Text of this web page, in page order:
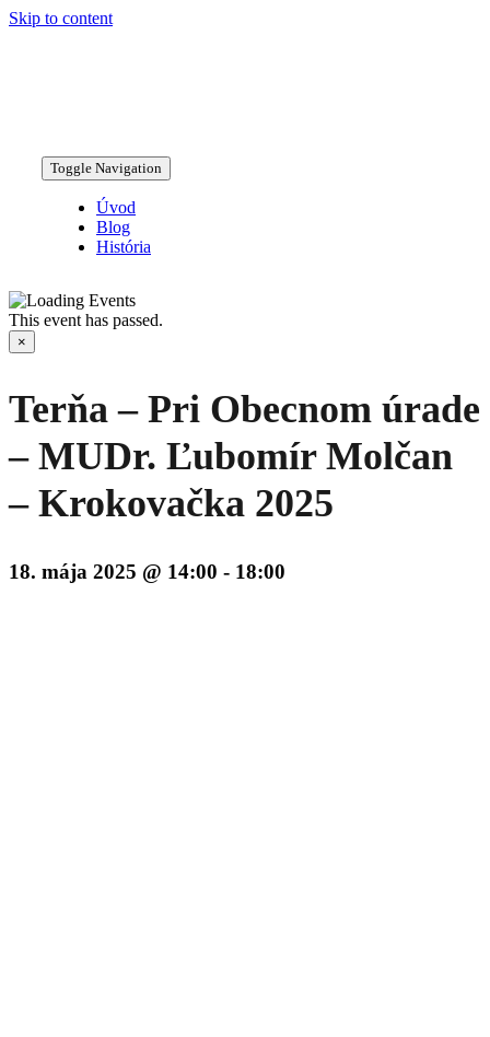
Skip to content
Toggle Navigation
Úvod
Blog
História
This event has passed.
×
Terňa – Pri Obecnom úrade
– MUDr. Ľubomír Molčan
– Krokovačka 2025
18. mája 2025 @ 14:00 - 18:00